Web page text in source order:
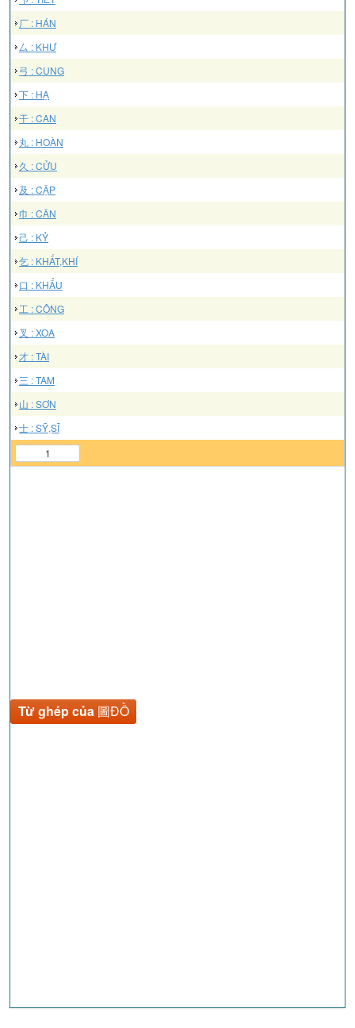
厂 : HÁN
厶 : KHƯ
弓 : CUNG
下 : HẠ
干 : CAN
丸 : HOÀN
久 : CỬU
及 : CẬP
巾 : CÂN
己 : KỶ
乞 : KHẤT,KHÍ
口 : KHẨU
工 : CÔNG
叉 : XOA
才 : TÀI
三 : TAM
山 : SƠN
士 : SỸ,SĨ
1
Từ ghép của 圖ĐỒ